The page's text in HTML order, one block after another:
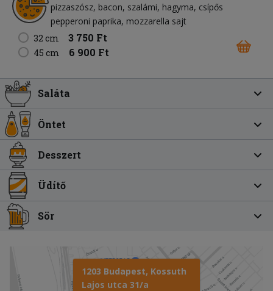
pizzaszósz bacon szalámi hagyma csípős
pepperoni paprika mozzarella sajt
32 cm
3 750 Ft
45 cm 6 900 Ft
Saláta
Öntet
Desszert
Üdítő
Sör
1203 Budapest, Kossuth
Lajos utca 31/a